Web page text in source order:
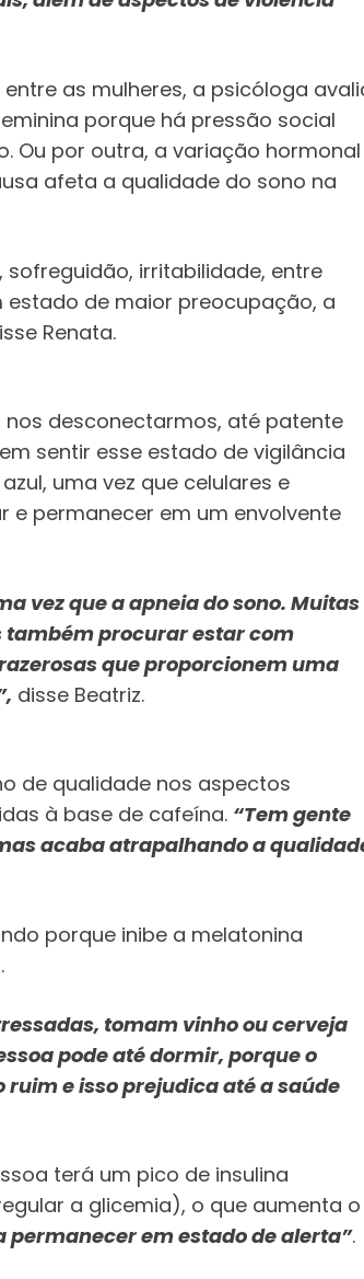
as mulheres, a psicóloga
porque há pressão social
Ou por outra, a variação hormonal
afeta a qualidade do sono na
irritabilidade, entre
estado de maior preocupação, a
Renata.
desconectarmos, até patente
sentir esse estado de vigilância
uma vez que celulares e
e permanecer em um envolvente
vez que a apneia do sono. Muitas
também procurar estar com
que proporcionem uma
disse Beatriz.
de qualidade nos aspectos
à base de cafeína. “Tem gente
acaba atrapalhando a
porque inibe a melatonina
tomam vinho ou cerveja
pode até dormir, porque o
e isso prejudica até a saúde
terá um pico de insulina
a glicemia), o que aumenta o
permanecer em estado de alerta”.